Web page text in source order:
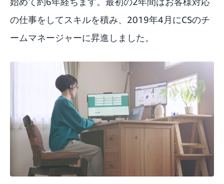
の仕事をしてスキルを積み、2019年4月にCSのチ
ームマネージャーに昇進しました。